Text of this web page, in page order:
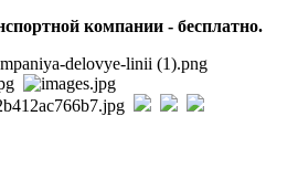
компании - бесплатно.